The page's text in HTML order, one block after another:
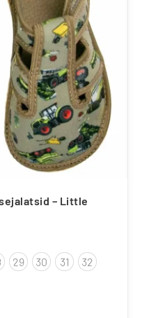
– Little
29 30 31
32